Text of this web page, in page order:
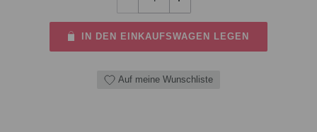
IN DEN EINKAUFSWAGEN LEGEN
Auf meine Wunschliste